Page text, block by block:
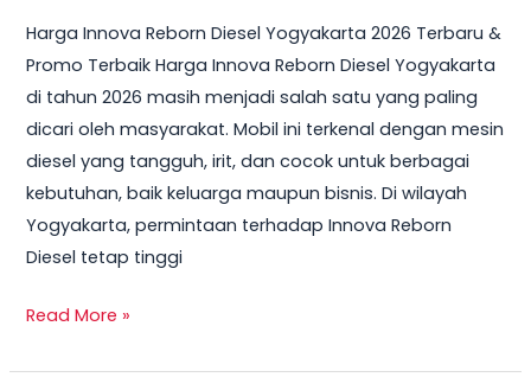
Harga Innova Reborn Diesel Yogyakarta 2026 Terbaru &
Promo Terbaik Harga Innova Reborn Diesel Yogyakarta
di tahun 2026 masih menjadi salah satu yang paling
dicari oleh masyarakat. Mobil ini terkenal dengan mesin
diesel yang tangguh, irit, dan cocok untuk berbagai
kebutuhan, baik keluarga maupun bisnis. Di wilayah
Yogyakarta, permintaan terhadap Innova Reborn
Diesel tetap tinggi
Read More »